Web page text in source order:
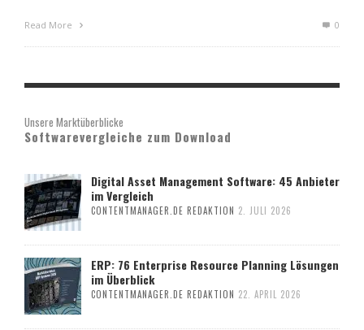
Read More 0
Unsere Marktüberblicke
Softwarevergleiche zum Download
Digital Asset Management Software: 45 Anbieter
im Vergleich
CONTENTMANAGER.DE REDAKTION 2. JULI 2026
ERP: 76 Enterprise Resource Planning Lösungen
im Überblick
CONTENTMANAGER.DE REDAKTION 22. APRIL 2026